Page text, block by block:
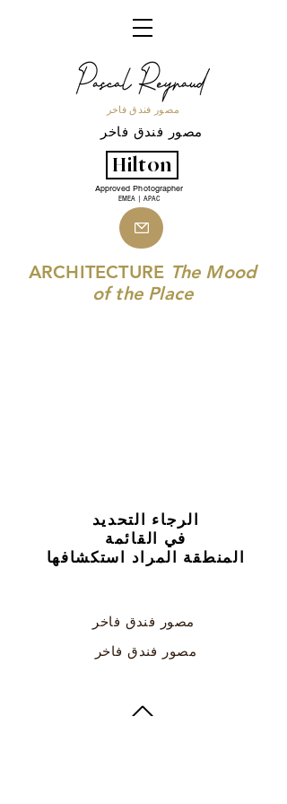
مصور فندق فاخر
Approved Photographer
EMEA | APAC
Hilton
مصور فندق فاخر
ARCHITECTURE The Mood
of the Place
الرجاء التحديد
في القائمة
المنطقة المراد استكشافها
مصور فندق فاخر
مصور فندق فاخر